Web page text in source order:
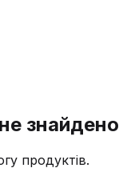
знайдено
продуктів.